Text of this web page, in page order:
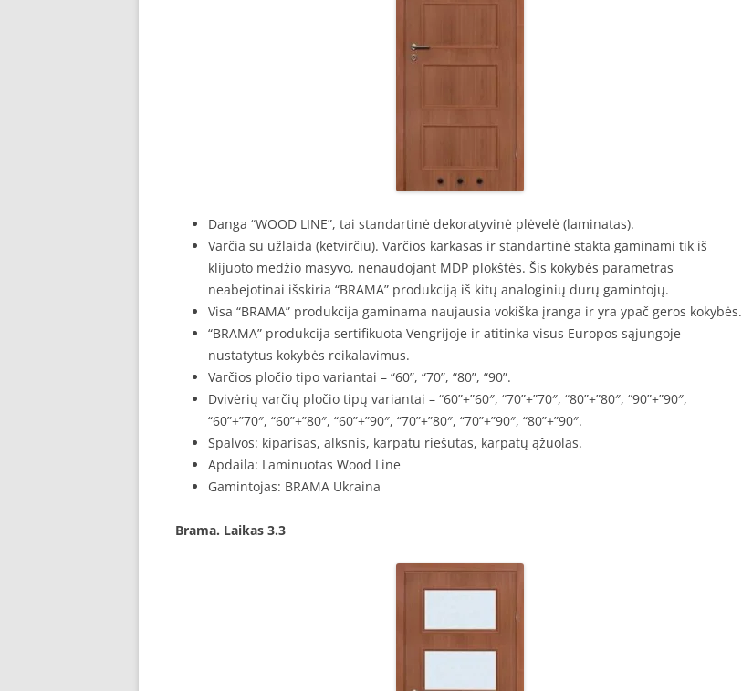
Danga “WOOD LINE”, tai standartinė dekoratyvinė plėvelė (laminatas).
Varčia su užlaida (ketvirčiu). Varčios karkasas ir standartinė stakta gaminami tik iš
klijuoto medžio masyvo, nenaudojant MDP plokštės. Šis kokybės parametras
neabejotinai išskiria “BRAMA” produkciją iš kitų analoginių durų gamintojų.
Visa “BRAMA” produkcija gaminama naujausia vokiška įranga ir yra ypač geros kokybės.
“BRAMA” produkcija sertifikuota Vengrijoje ir atitinka visus Europos sąjungoje
nustatytus kokybės reikalavimus.
Varčios pločio tipo variantai – “60”, “70”, “80”, “90”.
Dvivėrių varčių pločio tipų variantai – “60”+”60″, “70”+”70″, “80”+”80″, “90”+”90″,
“60”+”70″, “60”+”80″, “60”+”90″, “70”+”80″, “70”+”90″, “80”+”90″.
Spalvos: kiparisas, alksnis, karpatu riešutas, karpatų ąžuolas.
Apdaila: Laminuotas Wood Line
Gamintojas: BRAMA Ukraina
Brama. Laikas 3.3